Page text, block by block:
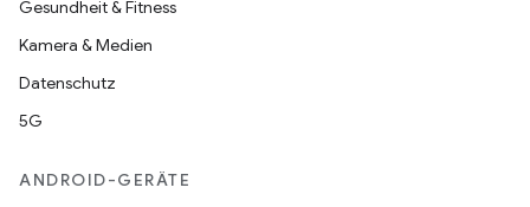
Gesundheit & Fitness
Kamera & Medien
Datenschutz
5G
ANDROID-GERÄTE